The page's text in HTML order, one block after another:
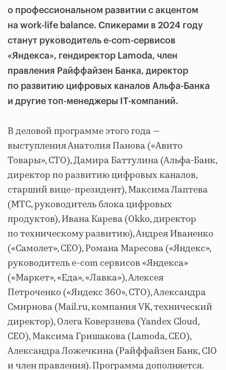
о профессиональном развитии с акцентом
на work-life balance. Спикерами в 2024 году
станут руководитель e-com-сервисов
«Яндекса», гендиректор Lamoda, член
правления Райффайзен Банка, директор
по развитию цифровых каналов Альфа-Банка
и другие топ-менеджеры IТ-компаний.
В деловой программе этого года —
выступления Анатолия Панова («Авито
Товары», CTO), Дамира Баттулина (Альфа-Банк,
директор по развитию цифровых каналов,
старший вице-президент), Максима Лаптева
(МТС, руководитель блока цифровых
продуктов), Ивана Карева (Okko, директор
по техническому развитию), Андрея Иваненко
(«Самолет», CEO), Романа Маресова («Яндекс»,
руководитель e-com сервисов «Яндекса»
(«Маркет», «Еда», «Лавка»), Алексея
Петроченко («Яндекс 360», CTO), Александра
Смирнова (Mail.ru, компания VK, технический
директор), Олега Коверзнева (Yandex Cloud,
CEO), Максима Гришакова (Lamoda, CEO),
Александра Ложечкина (Райффайзен Банк, CIO
и член правления). Программа дополняется.